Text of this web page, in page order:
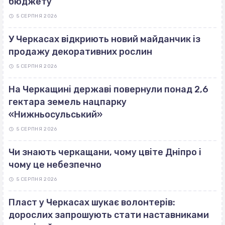
5 СЕРПНЯ 2026
У Черкасах відкриють новий майданчик із
продажу декоративних рослин
5 СЕРПНЯ 2026
На Черкащині державі повернули понад 2,6
гектара земель нацпарку
«Нижньосульський»
5 СЕРПНЯ 2026
Чи знають черкащани, чому цвіте Дніпро і
чому це небезпечно
5 СЕРПНЯ 2026
Пласт у Черкасах шукає волонтерів:
дорослих запрошують стати наставниками